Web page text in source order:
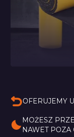
OFERUJEMY
MOŻESZ
NAWET